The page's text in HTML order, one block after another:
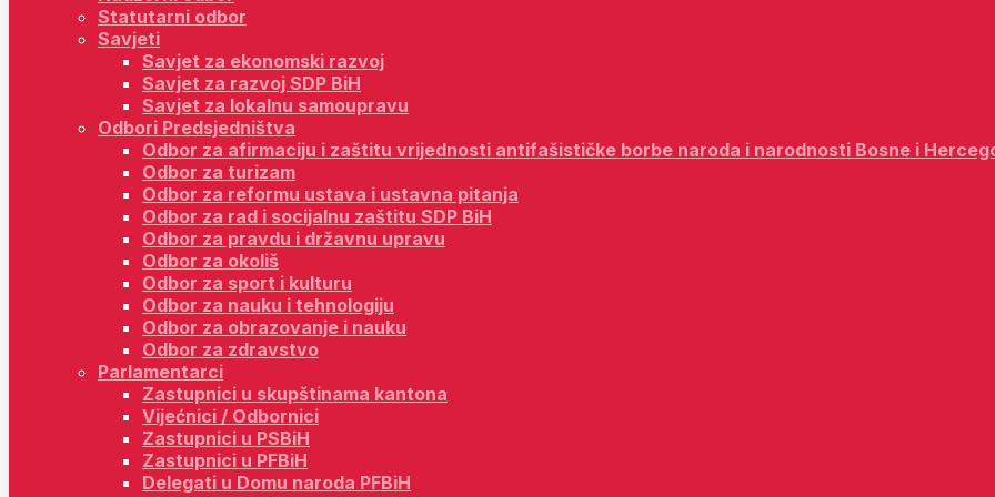
Statutarni odbor
Savjeti
Savjet za ekonomski razvoj
Savjet za razvoj SDP BiH
Savjet za lokalnu samoupravu
Odbori Predsjedništva
Odbor za afirmaciju i zaštitu vrijednosti antifašističke borbe naroda i narodnosti Bosne i
Odbor za turizam
Odbor za reformu ustava i ustavna pitanja
Odbor za rad i socijalnu zaštitu SDP BiH
Odbor za pravdu i državnu upravu
Odbor za okoliš
Odbor za sport i kulturu
Odbor za nauku i tehnologiju
Odbor za obrazovanje i nauku
Odbor za zdravstvo
Parlamentarci
Zastupnici u skupštinama kantona
Vijećnici / Odbornici
Zastupnici u PSBiH
Zastupnici u PFBiH
Delegati u Domu naroda PFBiH